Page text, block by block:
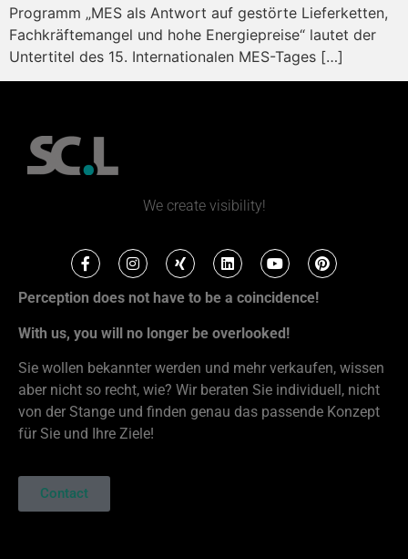
Programm „MES als Antwort auf gestörte Lieferketten,
Fachkräftemangel und hohe Energiepreise“ lautet der
Untertitel des 15. Internationalen MES-Tages […]
We create visibility!
Perception does not have to be a coincidence!
With us, you will no longer be overlooked!
Sie wollen bekannter werden und mehr verkaufen, wissen
aber nicht so recht, wie? Wir beraten Sie individuell, nicht
von der Stange und finden genau das passende Konzept
für Sie und Ihre Ziele!
Contact